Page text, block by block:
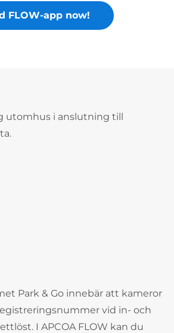
FLOW-app now!
utomhus i anslutning till
Park & Go innebär att kameror
vid in- och
I APCOA FLOW kan du